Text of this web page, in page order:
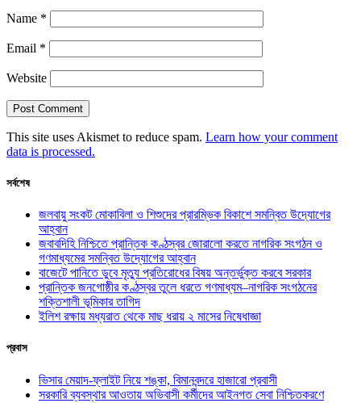
Name *
Email *
Website
This site uses Akismet to reduce spam. Learn how your comment
data is processed.
সর্বশেষ
জলবায়ু সংকট মোকাবিলা ও শিশুদের প্রারম্ভিক বিকাশে সমন্বিত উদ্যোগের
আহ্বান
জবাবদিহি নিশ্চিতে প্রান্তিক কণ্ঠস্বর জোরালো করতে নাগরিক সংগঠন ও
গণমাধ্যমের সমন্বিত উদ্যোগের আহ্বান
বাজেটে পানিতে ডুবে মৃত্যু প্রতিরোধের বিষয় অন্তর্ভুক্ত করবে সরকার
প্রান্তিক জনগোষ্ঠীর কণ্ঠস্বর তুলে ধরতে গণমাধ্যম–নাগরিক সংগঠনের
শক্তিশালী ভূমিকার তাগিদ
ইলিশ রক্ষায় মধ্যরাত থেকে মাছ ধরায় ২ মাসের নিষেধাজ্ঞা
প্রবাস
ভিসার মেয়াদ-ফ্লাইট নিয়ে শঙ্কা, বিমানবন্দরে হাজারো প্রবাসী
সরকারি ব্যবস্থার আওতায় অভিবাসী কর্মীদের আইনগত সেবা নিশ্চিতকরণে